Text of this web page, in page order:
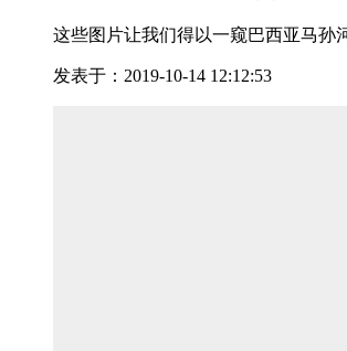
这些图片让我们得以一窥巴西亚马孙
发表于：2019-10-14 12:12:53